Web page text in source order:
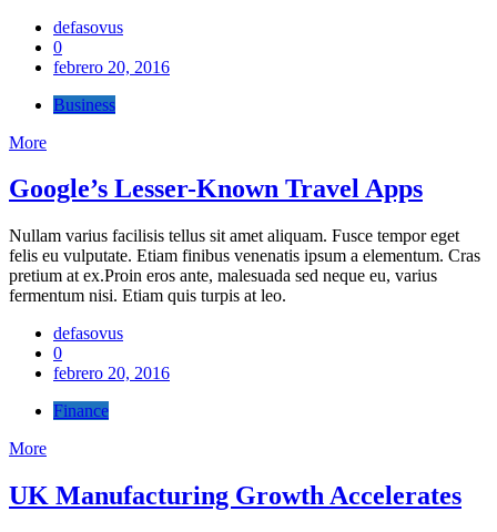
defasovus
0
febrero 20, 2016
Business
More
Google’s Lesser-Known Travel Apps
Nullam varius facilisis tellus sit amet aliquam. Fusce tempor eget
felis eu vulputate. Etiam finibus venenatis ipsum a elementum. Cras
pretium at ex.Proin eros ante, malesuada sed neque eu, varius
fermentum nisi. Etiam quis turpis at leo.
defasovus
0
febrero 20, 2016
Finance
More
UK Manufacturing Growth Accelerates